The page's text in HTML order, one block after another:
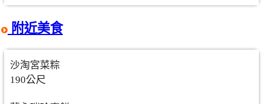
附近美食
沙淘宮菜粽
190公尺